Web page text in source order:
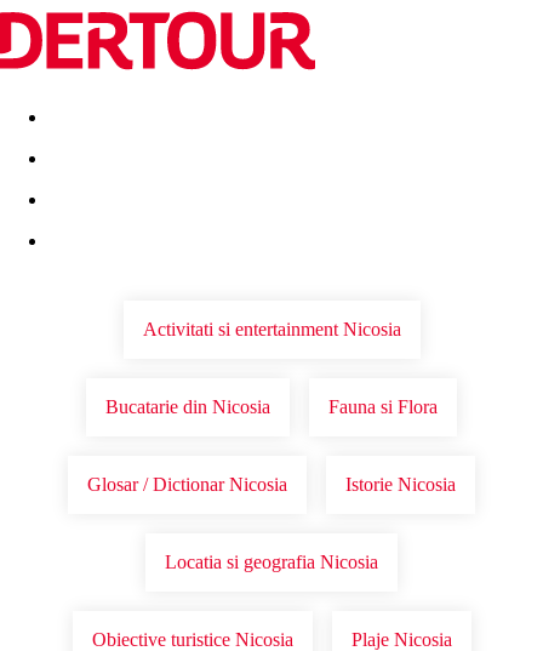
Destinatii Vacanta perfecta OFERTE DE NERATAT
Activitati si entertainment Nicosia
Bucatarie din Nicosia Fauna si Flora
Glosar / Dictionar Nicosia Istorie Nicosia
Locatia si geografia Nicosia
Obiective turistice Nicosia Plaje Nicosia